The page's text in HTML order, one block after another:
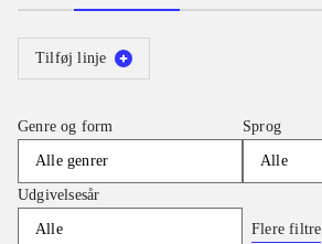
Tilføj linje
Genre og form
Alle genrer
Sprog
Alle
Udgivelsesår
Alle Flere filtre